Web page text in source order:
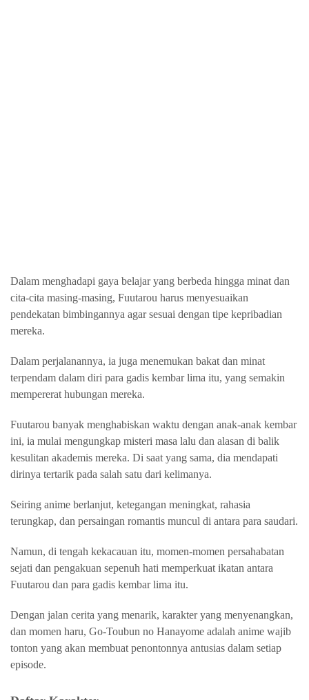
Dalam menghadapi gaya belajar yang berbeda hingga minat dan
cita-cita masing-masing, Fuutarou harus menyesuaikan
pendekatan bimbingannya agar sesuai dengan tipe kepribadian
mereka.
Dalam perjalanannya, ia juga menemukan bakat dan minat
terpendam dalam diri para gadis kembar lima itu, yang semakin
mempererat hubungan mereka.
Fuutarou banyak menghabiskan waktu dengan anak-anak kembar
ini, ia mulai mengungkap misteri masa lalu dan alasan di balik
kesulitan akademis mereka. Di saat yang sama, dia mendapati
dirinya tertarik pada salah satu dari kelimanya.
Seiring anime berlanjut, ketegangan meningkat, rahasia
terungkap, dan persaingan romantis muncul di antara para saudari.
Namun, di tengah kekacauan itu, momen-momen persahabatan
sejati dan pengakuan sepenuh hati memperkuat ikatan antara
Fuutarou dan para gadis kembar lima itu.
Dengan jalan cerita yang menarik, karakter yang menyenangkan,
dan momen haru, Go-Toubun no Hanayome adalah anime wajib
tonton yang akan membuat penontonnya antusias dalam setiap
episode.